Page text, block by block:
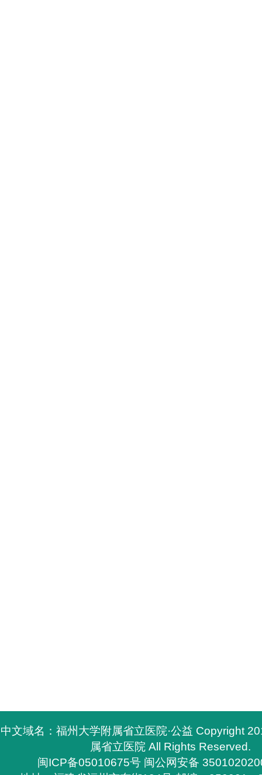
中文域名：福州大学附属省立医院·公益 Copyright
属省立医院 All Rights Reserved.
闽ICP备05010675号 闽公网安备